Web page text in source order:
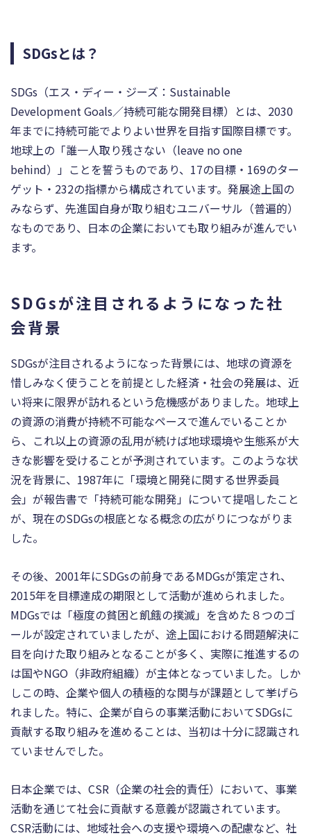
SDGsとは？
SDGs（エス・ディー・ジーズ：Sustainable
Development Goals／持続可能な開発目標）とは、2030
年までに持続可能でよりよい世界を目指す国際目標です。
地球上の「誰一人取り残さない（leave no one
behind）」ことを誓うものであり、17の目標・169のター
ゲット・232の指標から構成されています。発展途上国の
みならず、先進国自身が取り組むユニバーサル（普遍的）
なものであり、日本の企業においても取り組みが進んでい
ます。
SDGsが注目されるようになった社
会背景
SDGsが注目されるようになった背景には、地球の資源を
惜しみなく使うことを前提とした経済・社会の発展は、近
い将来に限界が訪れるという危機感がありました。地球上
の資源の消費が持続不可能なペースで進んでいることか
ら、これ以上の資源の乱用が続けば地球環境や生態系が大
きな影響を受けることが予測されています。このような状
況を背景に、1987年に「環境と開発に関する世界委員
会」が報告書で「持続可能な開発」について提唱したこと
が、現在のSDGsの根底となる概念の広がりにつながりま
した。
その後、2001年にSDGsの前身であるMDGsが策定され、
2015年を目標達成の期限として活動が進められました。
MDGsでは「極度の貧困と飢餓の撲滅」を含めた８つのゴ
ールが設定されていましたが、途上国における問題解決に
目を向けた取り組みとなることが多く、実際に推進するの
は国やNGO（非政府組織）が主体となっていました。しか
しこの時、企業や個人の積極的な関与が課題として挙げら
れました。特に、企業が自らの事業活動においてSDGsに
貢献する取り組みを進めることは、当初は十分に認識され
ていませんでした。
日本企業では、CSR（企業の社会的責任）において、事業
活動を通じて社会に貢献する意義が認識されています。
CSR活動には、地域社会への支援や環境への配慮など、社